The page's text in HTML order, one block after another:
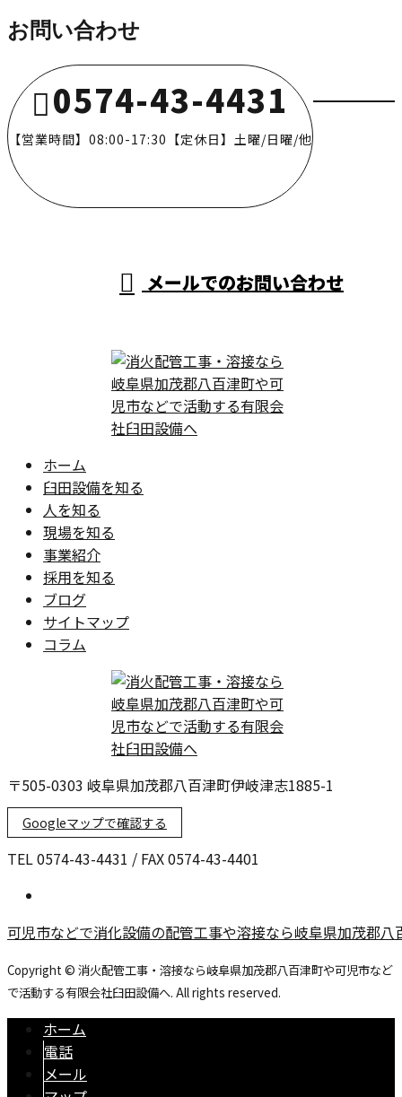
お問い合わせ
0574-43-4431
【営業時間】08:00-17:30【定休日】土曜/日曜/他
メールでのお問い合わせ
ホーム
臼田設備を知る
人を知る
現場を知る
事業紹介
採用を知る
ブログ
サイトマップ
コラム
〒505-0303 岐阜県加茂郡八百津町伊岐津志1885-1
Googleマップで確認する
TEL 0574-43-4431 / FAX 0574-43-4401
可児市などで消化設備の配管工事や溶接なら岐阜県加茂郡
Copyright © 消火配管工事・溶接なら岐阜県加茂郡八百津町や可児市など
で活動する有限会社臼田設備へ. All rights reserved.
ホーム
電話
メール